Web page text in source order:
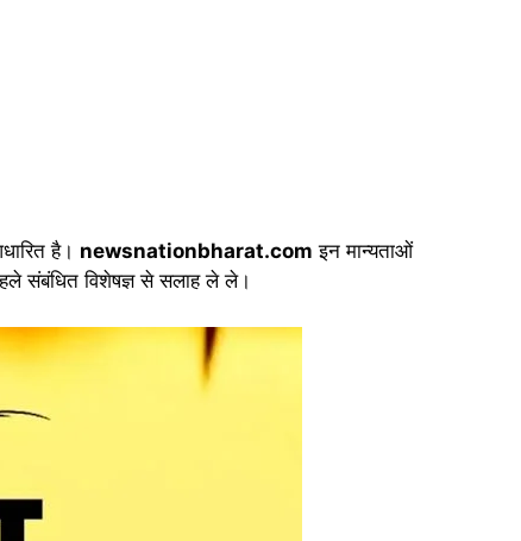
है। newsnationbharat.com इन मान्यताओं
संबंधित विशेषज्ञ से सलाह ले ले।